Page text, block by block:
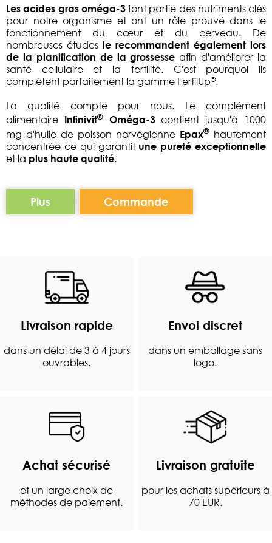
Les acides gras oméga-3font partie des nutriments clés
pour notre organisme et ont un rôle prouvé dans le
fonctionnement du cœur et du cerveau. De
nombreuses études le recommandent également lors
de la planification de la grossesseafin d'améliorer la
santé cellulaire et la fertilité. C'est pourquoi ils
complètent parfaitement la gamme FertilUp®.
La qualité compte pour nous. Le complément
alimentaire Infinivit®Oméga-3contient jusqu'à 1000
mg d'huile de poisson norvégienne Epax® hautement
concentrée ce qui garantit une pureté exceptionnelle
et la plus haute qualité.
Plus Commande
Livraison rapide
dans un délai de 3 à 4 jours
ouvrables.
Envoi discret
dans un emballage sans
logo.
Achat sécurisé
et un large choix de
méthodes de paiement.
Livraison gratuite
pour les achats supérieurs à
70 EUR.